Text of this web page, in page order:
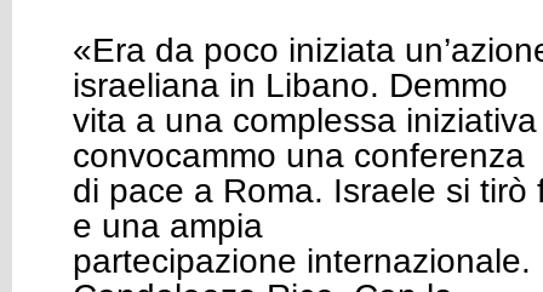
«Era da poco iniziata
israeliana in Libano. Demmo
vita a una complessa
convocammo una conferenza
di pace a Roma. Israele si tirò
e una ampia
partecipazione internazionale.